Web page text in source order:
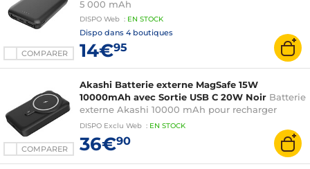
COMPARER
5 000 mAh
DISPO Web : EN STOCK
Dispo dans 4 boutiques
14€95
COMPARER
Akashi Batterie externe MagSafe 15W
10000mAh avec Sortie USB C 20W Noir Batterie
externe Akashi 10000 mAh pour recharger
plusieurs fois votre smartphone, partout où vous
DISPO Exclu Web : EN STOCK
36€90